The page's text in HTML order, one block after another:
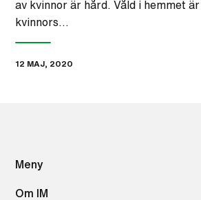
av kvinnor är hård. Våld i hemmet
kvinnors…
12 MAJ, 2020
Meny
Om IM